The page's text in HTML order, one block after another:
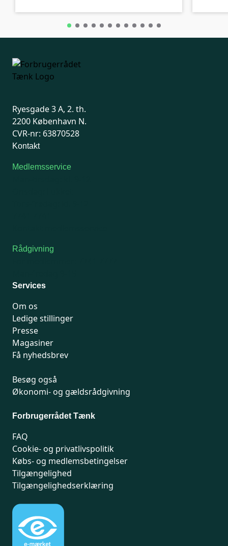
Ryesgade 3 A, 2. th.
2200 København N.
CVR-nr: 63870528
Kontakt
Medlemsservice
Rådgivning
Services
Om os
Ledige stillinger
Presse
Magasiner
Få nyhedsbrev
Besøg også
Økonomi- og gældsrådgivning
Forbrugerrådet Tænk
FAQ
Cookie- og privatlivspolitik
Købs- og medlemsbetingelser
Tilgængelighed
Tilgængelighedserklæring